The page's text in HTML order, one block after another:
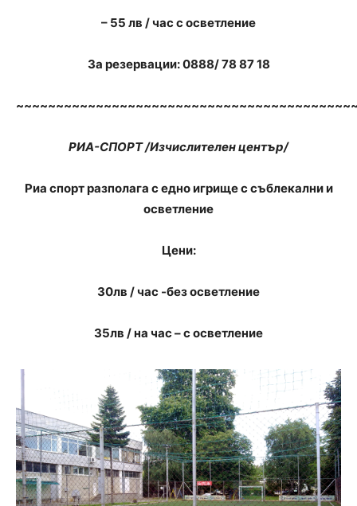
– 55 лв / час с осветление
За резервации: 0888/ 78 87 18
РИА-СПОРТ /Изчислителен център/
Риа спорт разполага с едно игрищес съблекални и
осветление
Цени:
30лв / час -без осветление
35лв / на час – с осветление